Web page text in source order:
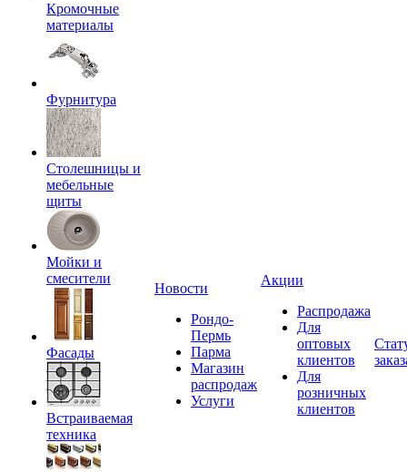
Кромочные
материалы
Фурнитура
Столешницы и
мебельные
щиты
Мойки и
смесители
Фасады
Встраиваемая
техника
Новости
Рондо-
Пермь
Парма
Магазин
распродаж
Услуги
Акции
Распродажа
Для
оптовых
клиентов
Для
розничных
клиентов